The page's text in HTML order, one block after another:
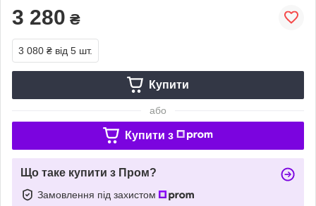
3 280 ₴
3 080 ₴ від 5 шт.
Купити
або
Купити з
Що таке купити з Пром?
Замовлення під захистом